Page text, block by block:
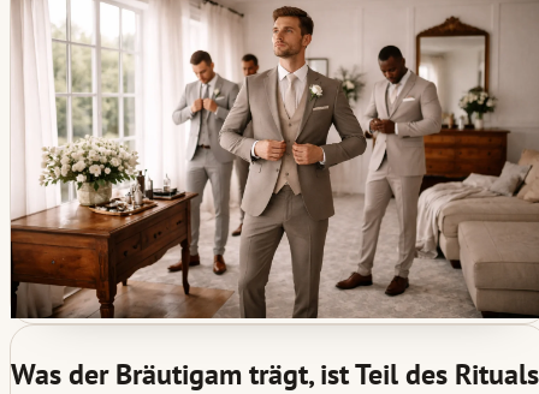
Was der Bräutigam trägt, ist Teil des Rituals